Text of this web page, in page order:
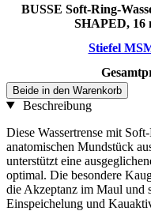
BUSSE Soft-Ring-
SHAPED, 16
Stiefel
Beide in den Warenkorb
Beschreibung
Diese Wassertrense mit
anatomischen Mundstück
unterstützt eine
optimal. Die besondere
die Akzeptanz im Maul und
Einspeichelung und